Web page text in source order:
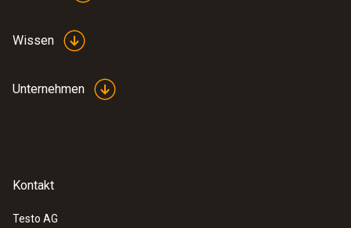
Wissen
Unternehmen
Kontakt
Testo AG